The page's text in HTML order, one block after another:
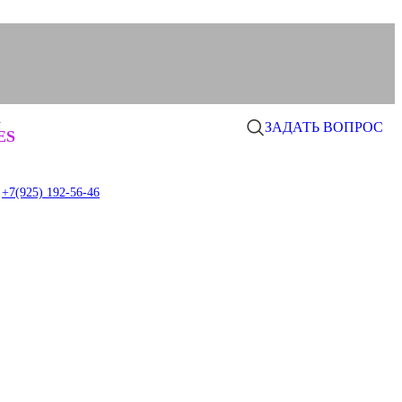
+7(925) 192-56-46
ЗАДАТЬ ВОПРОС